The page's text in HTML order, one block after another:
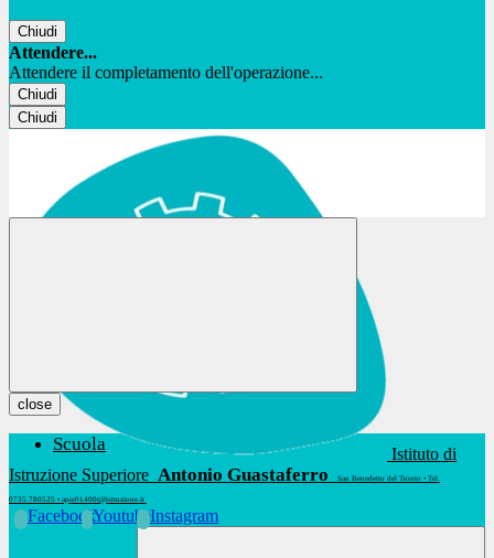
Chiudi
Attendere...
Attendere il completamento dell'operazione...
Chiudi
Chiudi
Istituto di
Istruzione Superiore Antonio Guastaferro San Benedetto del Tronto • Tel.
0735.780525 • apis01400t@istruzione.it
FacebookYoutubeInstagram
close
Scuola